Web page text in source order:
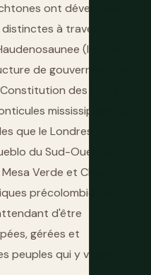
ont développé
à travers le
(Iroquois)
de gouvernance a
des États-
mississipiens qui
que le Londres
du Sud-Ouest dont
Verde et Chaco
précolombiennes
d'être
gérées et
peuples qui y vivaient